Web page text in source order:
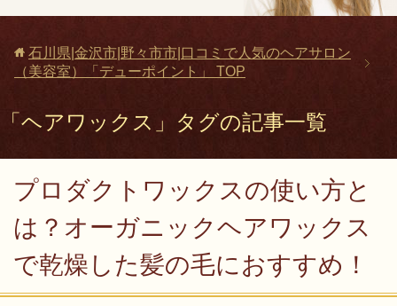
石川県|金沢市|野々市市|口コミで人気のヘアサロン
（美容室）「デューポイント」
TOP
「ヘアワックス」タグの記事一覧
プロダクトワックスの使い方と
は？オーガニックヘアワックス
で乾燥した髪の毛におすすめ！